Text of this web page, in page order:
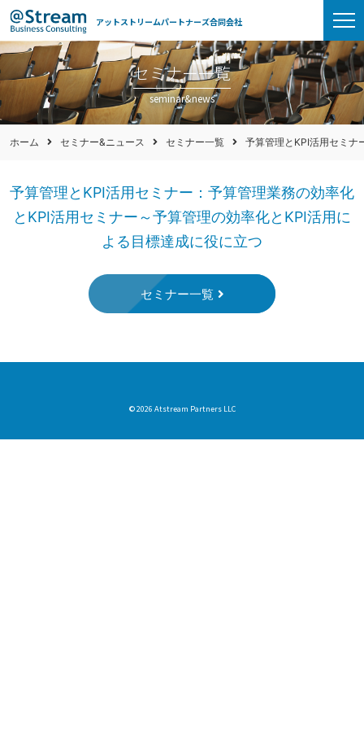
アットストリームパートナーズ合同会社
セミナー一覧
seminar&news
ホーム セミナー&ニュース セミナー一覧 予算管理とKPI活用セミナ
予算管理とKPI活用セミナー：予算管理業務の効率化
とKPI活用セミナー～予算管理の効率化とKPI活用に
よる目標達成に役に立つ
セミナー一覧
© 2026 Atstream Partners LLC